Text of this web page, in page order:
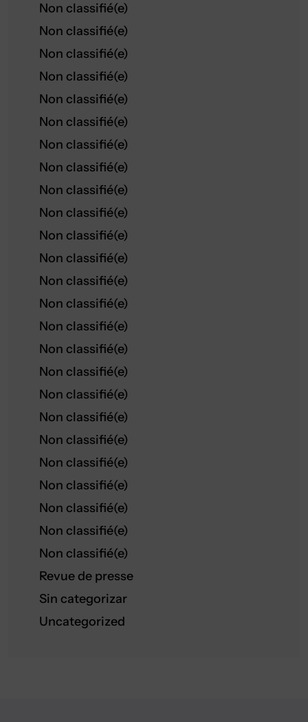
Non classifié(e)
Non classifié(e)
Non classifié(e)
Non classifié(e)
Non classifié(e)
Non classifié(e)
Non classifié(e)
Non classifié(e)
Non classifié(e)
Non classifié(e)
Non classifié(e)
Non classifié(e)
Non classifié(e)
Non classifié(e)
Non classifié(e)
Non classifié(e)
Non classifié(e)
Non classifié(e)
Non classifié(e)
Non classifié(e)
Non classifié(e)
Non classifié(e)
Non classifié(e)
Non classifié(e)
Non classifié(e)
Revue de presse
Sin categorizar
Uncategorized